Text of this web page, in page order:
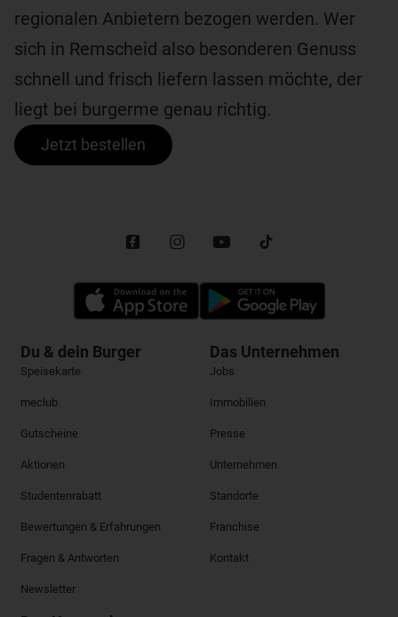
regionalen Anbietern bezogen werden. Wer
sich in Remscheid also besonderen Genuss
schnell und frisch liefern lassen möchte, der
liegt bei burgerme genau richtig.
Jetzt bestellen
Du & dein Burger
Speisekarte
meclub
Gutscheine
Aktionen
Studentenrabatt
Bewertungen & Erfahrungen
Fragen & Antworten
Newsletter
Das Unternehmen
Jobs
Immobilien
Presse
Unternehmen
Standorte
Franchise
Kontakt